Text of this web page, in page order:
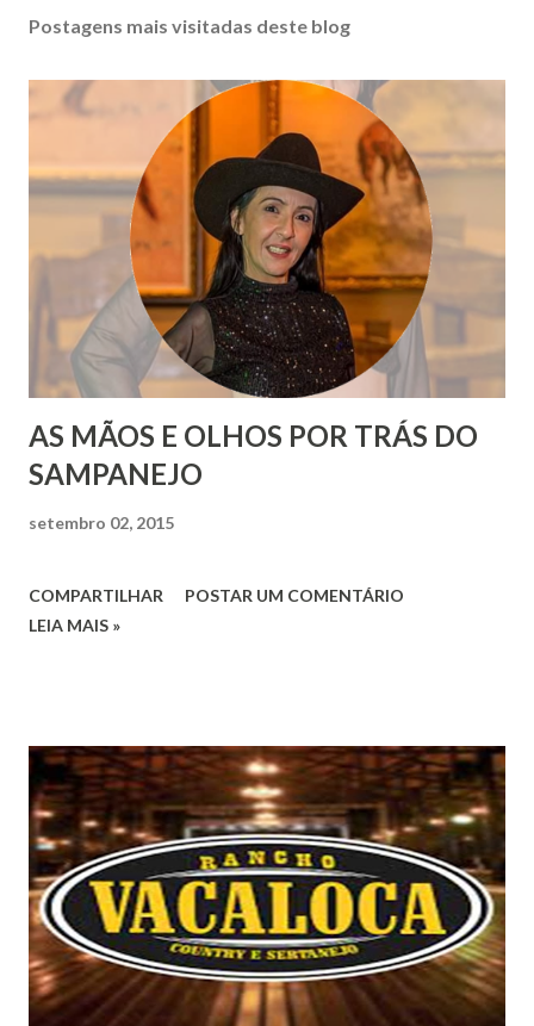
Postagens mais visitadas deste blog
AS MÃOS E OLHOS POR TRÁS DO
SAMPANEJO
setembro 02, 2015
COMPARTILHAR
POSTAR UM COMENTÁRIO
LEIA MAIS »